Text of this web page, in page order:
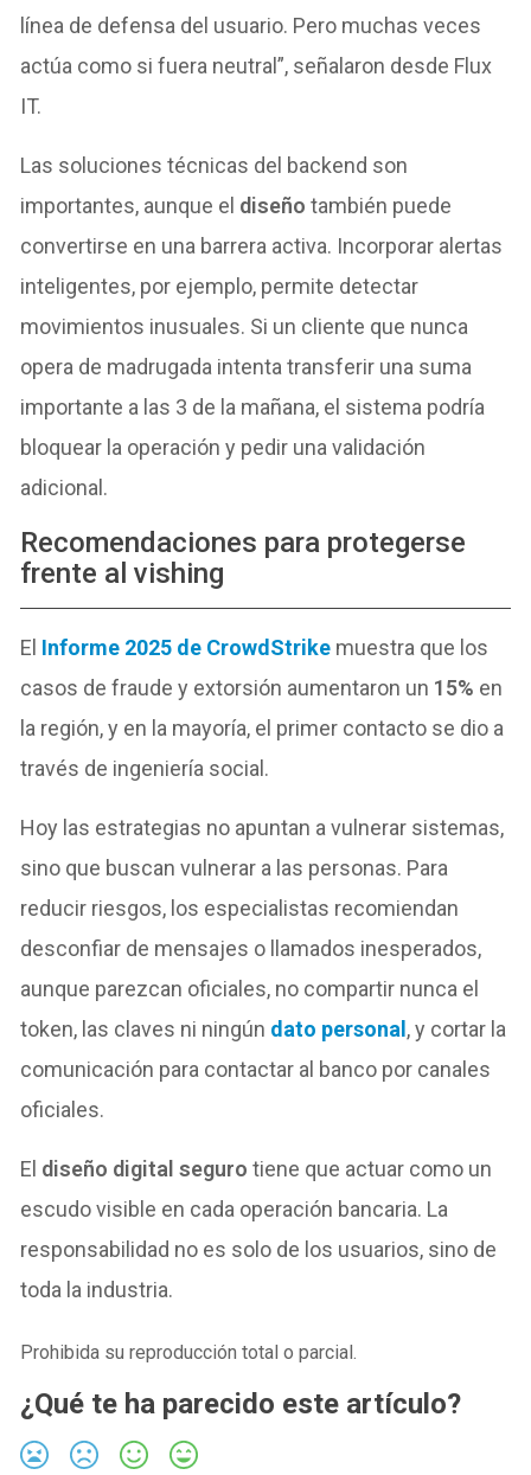
línea de defensa del usuario. Pero muchas veces
actúa como si fuera neutral”, señalaron desde Flux
IT.
Las soluciones técnicas del backend son
importantes, aunque el diseño también puede
convertirse en una barrera activa. Incorporar alertas
inteligentes, por ejemplo, permite detectar
movimientos inusuales. Si un cliente que nunca
opera de madrugada intenta transferir una suma
importante a las 3 de la mañana, el sistema podría
bloquear la operación y pedir una validación
adicional.
Recomendaciones para protegerse
frente al vishing
El Informe 2025 de CrowdStrike muestra que los
casos de fraude y extorsión aumentaron un 15% en
la región, y en la mayoría, el primer contacto se dio a
través de ingeniería social.
Hoy las estrategias no apuntan a vulnerar sistemas,
sino que buscan vulnerar a las personas. Para
reducir riesgos, los especialistas recomiendan
desconfiar de mensajes o llamados inesperados,
aunque parezcan oficiales, no compartir nunca el
token, las claves ni ningún dato personal , y cortar la
comunicación para contactar al banco por canales
oficiales.
El diseño digital seguro tiene que actuar como un
escudo visible en cada operación bancaria. La
responsabilidad no es solo de los usuarios, sino de
toda la industria.
Prohibida su reproducción total o parcial.
¿Qué te ha parecido este artículo?